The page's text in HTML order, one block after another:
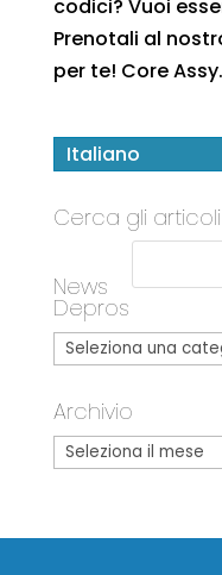
codici? Vuoi
Prenotali al
per te! Core
Italiano
Cerca gli articoli
News
Depros
Archivio